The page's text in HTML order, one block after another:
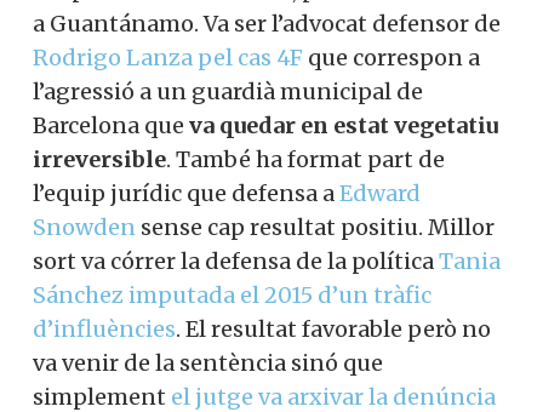
a Guantánamo. Va ser l’advocat defensor de
Rodrigo Lanza pel cas 4F que correspon a
l’agressió a un guardià municipal de
Barcelona que va quedar en estat vegetatiu
irreversible. També ha format part de
l’equip jurídic que defensa aEdward
Snowden sense cap resultat positiu. Millor
sort va córrer la defensa de la políticaTania
Sánchez imputada el 2015 d’un tràfic
d’influències. El resultat favorable però no
va venir de la sentència sinó que
simplement el jutge va arxivar la denúncia